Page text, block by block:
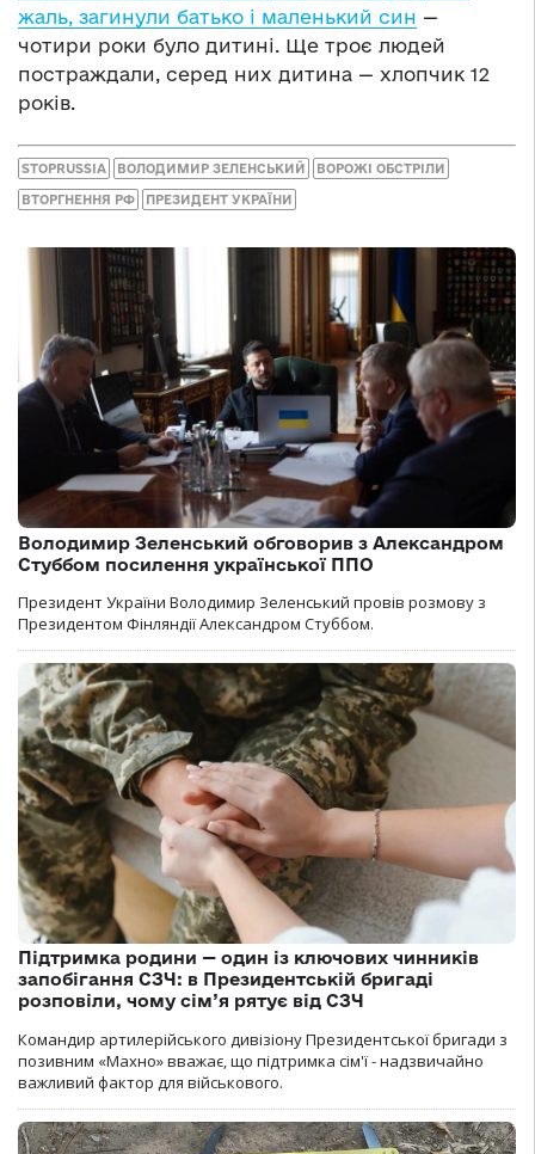
жаль, загинули батько і маленький син —
чотири роки було дитині. Ще троє людей
постраждали, серед них дитина — хлопчик 12
років.
STOPRUSSIA ВОЛОДИМИР ЗЕЛЕНСЬКИЙ ВОРОЖІ ОБСТРІЛИ
ВТОРГНЕННЯ РФ ПРЕЗИДЕНТ УКРАЇНИ
Володимир Зеленський обговорив з Александром
Стуббом посилення української ППО
Президент України Володимир Зеленський провів розмову з
Президентом Фінляндії Александром Стуббом.
Підтримка родини — один із ключових чинників
запобігання СЗЧ: в Президентській бригаді
розповіли, чому сім’я рятує від СЗЧ
Командир артилерійського дивізіону Президентської бригади з
позивним «Махно» вважає, що підтримка сім'ї - надзвичайно
важливий фактор для військового.